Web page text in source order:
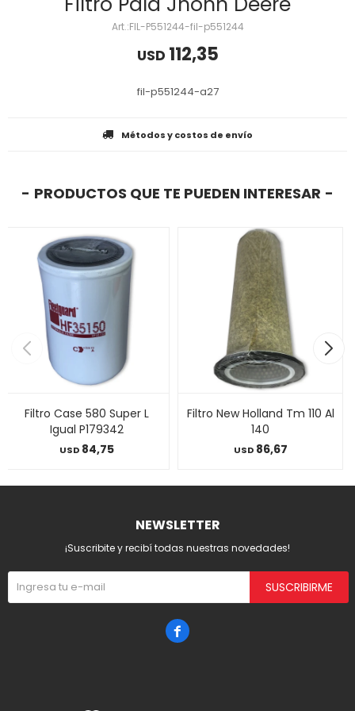
FIL-P551244-fil-p551244
USD 112,35
fil-p551244-a27
Métodos y costos de envío
PRODUCTOS QUE TE PUEDEN INTERESAR
Filtro Case 580 Super L
Igual P179342
USD 84,75
Filtro New Holland Tm 110 Al
140
USD 86,67
NEWSLETTER
¡Suscribite y recibí todas nuestras novedades!
SUSCRIBIRME
